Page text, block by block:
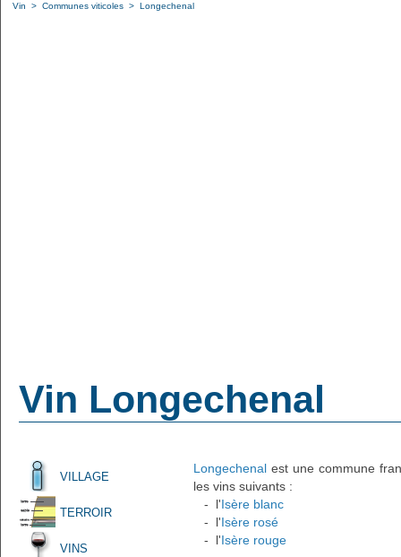
Vin > Communes viticoles > Longechenal
Vin Longechenal
VILLAGE
TERROIR
VINS
Longechenal est une commune
les vins suivants :
- l'Isère blanc
- l'Isère rosé
- l'Isère rouge